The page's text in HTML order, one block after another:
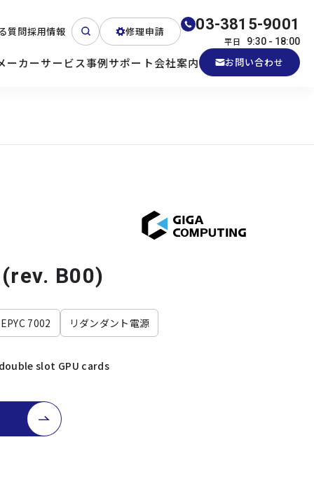
質問採用情報 修理申請 03-3815-9001
平日 9:30 - 18:00
産業用PC
電源 (Zippy)
ーカーサービス事例サポート会社案内 お問い合わせ
B00)
EPYC 7002 リダンダント電源
slot GPU cards